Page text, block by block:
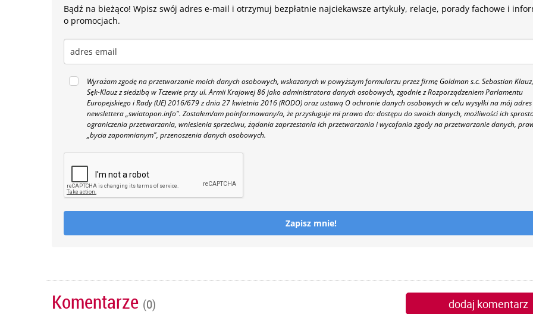
Bądź na bieżąco! Wpisz swój adres e-mail i otrzymuj bezpłatnie najciekawsze artykuły, relacje, porady fachowe i
o promocjach.
Wyrażam zgodę na przetwarzanie moich danych osobowych, wskazanych w powyższym formularzu przez firmę Goldman s.c. Sebastian
Sęk-Klauz z siedzibą w Tczewie przy ul. Armii Krajowej 86 jako administratora danych osobowych, zgodnie z Rozporządzeniem Parlamentu
Europejskiego i Rady (UE) 2016/679 z dnia 27 kwietnia 2016 (RODO) oraz ustawą O ochronie danych osobowych w celu wysyłki na mój
newslettera „swiatopon.info". Zostałem/am poinformowany/a, że przysługuje mi prawo do: dostępu do swoich danych, możliwości ich
ograniczenia przetwarzania, wniesienia sprzeciwu, żądania zaprzestania ich przetwarzania i wycofania zgody na przetwarzanie danych,
„bycia zapomnianym", przenoszenia danych osobowych.
Zapisz mnie!
Komentarze (0) dodaj komentarz